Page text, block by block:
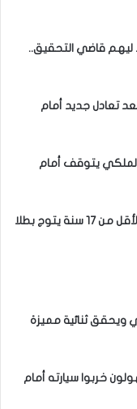
ليهم قاضي التحقيق..
بعد تعادل جديد أمام
يتوقف أمام
على عرش شمال إفريقيا: المنتخب الوطني لأقل من 17 سنة يتوج بطلا
ويحقق ثنائية مميزة
خربوا سيارته أمام